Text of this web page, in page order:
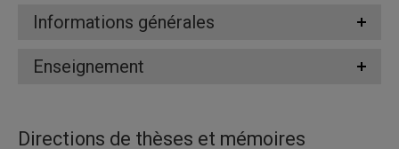
Informations générales
Enseignement
Directions de thèses et mémoires